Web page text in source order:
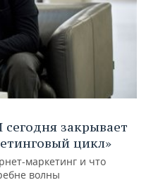
закрывает
цикл»
маркетинг и что
волны